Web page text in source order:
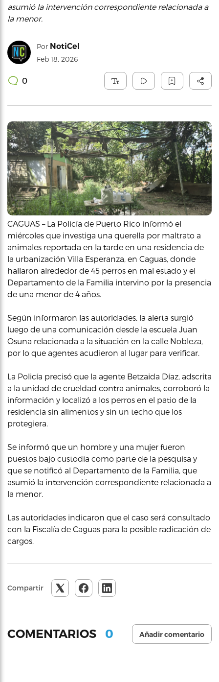
asumió la intervención correspondiente relacionada a
la menor.
Por NotiCel
Feb 18, 2026
0
CAGUAS – La Policía de Puerto Rico informó el
miércoles que investiga una querella por maltrato a
animales reportada en la tarde en una residencia de
la urbanización Villa Esperanza, en Caguas, donde
hallaron alrededor de 45 perros en mal estado y el
Departamento de la Familia intervino por la presencia
de una menor de 4 años.
Según informaron las autoridades, la alerta surgió
luego de una comunicación desde la escuela Juan
Osuna relacionada a la situación en la calle Nobleza,
por lo que agentes acudieron al lugar para verificar.
La Policía precisó que la agente Betzaida Díaz, adscrita
a la unidad de crueldad contra animales, corroboró la
información y localizó a los perros en el patio de la
residencia sin alimentos y sin un techo que los
protegiera.
Se informó que un hombre y una mujer fueron
puestos bajo custodia como parte de la pesquisa y
que se notificó al Departamento de la Familia, que
asumió la intervención correspondiente relacionada a
la menor.
Las autoridades indicaron que el caso será consultado
con la Fiscalía de Caguas para la posible radicación de
cargos.
Compartir
COMENTARIOS 0 Añadir comentario